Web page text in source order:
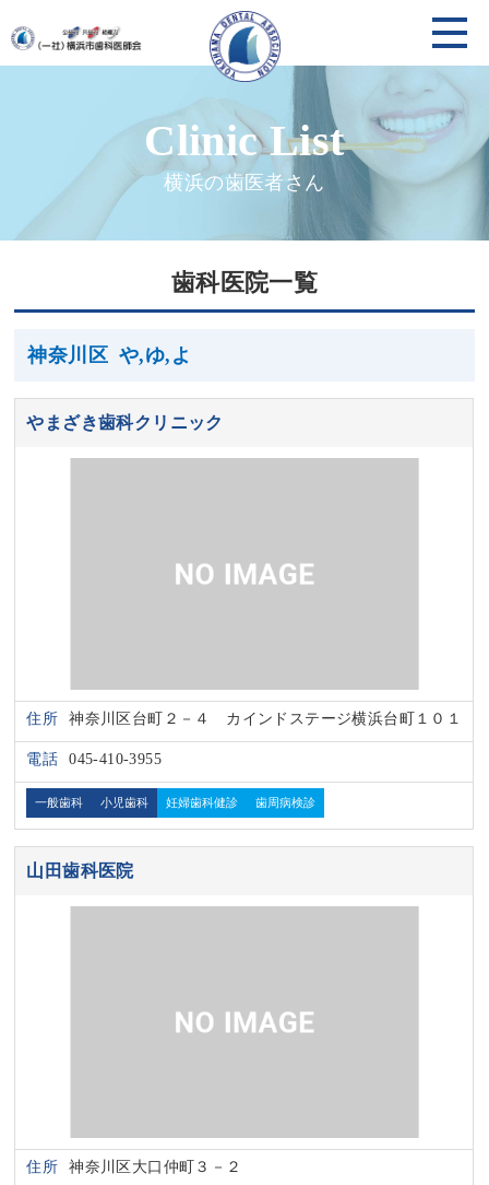
横浜の歯医者さん
歯科医院一覧
神奈川区 や,ゆ,よ
やまざき歯科クリニック
住所 神奈川区台町２－４ カインドステージ横浜台町１０１
電話 045-410-3955
一般歯科 小児歯科 妊婦歯科健診 歯周病検診
山田歯科医院
住所 神奈川区大口仲町３－２